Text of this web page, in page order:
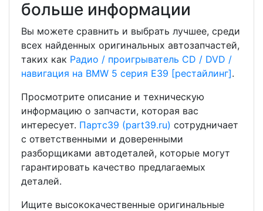
больше информации
Вы можете сравнить и выбрать лучшее, среди
всех найденных оригинальных автозапчастей,
таких как Радио / проигрыватель CD / DVD /
навигация на BMW 5 серия E39 [рестайлинг].
Просмотрите описание и техническую
информацию о запчасти, которая вас
интересует. Партс39 (part39.ru) сотрудничает
с ответственными и доверенными
разборщиками автодеталей, которые могут
гарантировать качество предлагаемых
деталей.
Ищите высококачественные оригинальные